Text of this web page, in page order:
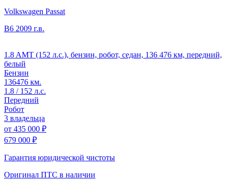
Volkswagen Passat
B6 2009 г.в.
1.8 AMT (152 л.с.), бензин, робот, седан, 136 476 км, передний,
белый
Бензин
136476 км.
1.8 / 152 л.с.
Передний
Робот
3 владельца
от 435 000 ₽
679 000 ₽
Гарантия юридической чистоты
Оригинал ПТС в наличии